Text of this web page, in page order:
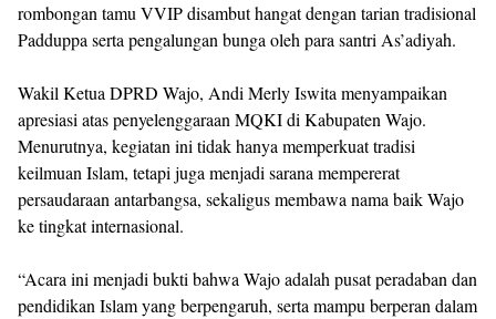
rombongan tamu VVIP disambut hangat dengan tarian tradisional
Padduppa serta pengalungan bunga oleh para santri As’adiyah.
Wakil Ketua DPRD Wajo, Andi Merly Iswita menyampaikan
apresiasi atas penyelenggaraan MQKI di Kabupaten Wajo.
Menurutnya, kegiatan ini tidak hanya memperkuat tradisi
keilmuan Islam, tetapi juga menjadi sarana mempererat
persaudaraan antarbangsa, sekaligus membawa nama baik Wajo
ke tingkat internasional.
“Acara ini menjadi bukti bahwa Wajo adalah pusat peradaban dan
pendidikan Islam yang berpengaruh, serta mampu berperan dalam